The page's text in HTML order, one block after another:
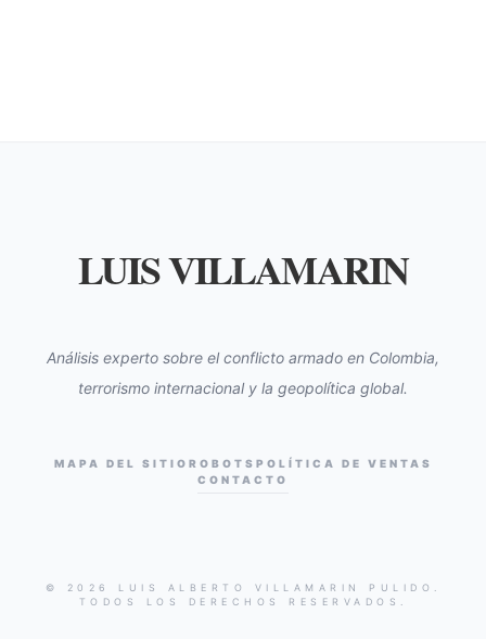
LUIS VILLAMARIN
Análisis experto sobre el conflicto armado en Colombia,
terrorismo internacional y la geopolítica global.
MAPA DEL SITIO ROBOTS POLÍTICA DE VENTAS
CONTACTO
© 2026 LUIS ALBERTO VILLAMARIN PULIDO.
TODOS LOS DERECHOS RESERVADOS.